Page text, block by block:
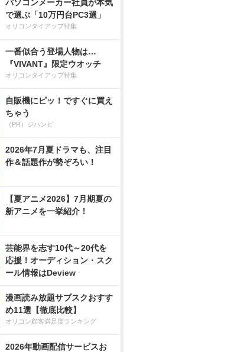
パソコンメーカー社員が本気
で選ぶ「10万円台PC3選」
オリコンタイアップ特集
一番似合う登場人物は…
『VIVANT』限定ウオッチ
オリコンタイアップ特集
自販機にピッ！ですぐに買え
ちゃう
（PR）ジハンピ
2026年7月夏ドラマも、注目
作＆話題作が勢ぞろい！
【夏アニメ2026】7月期夏の
新アニメを一挙紹介！
芸能界を志す10代～20代を
応援！オーディション・スク
ール情報はDeview
漫画読み放題サブスクおすす
め11選【徹底比較】
オリコン顧客満足度ランキング
2026年動画配信サービスお